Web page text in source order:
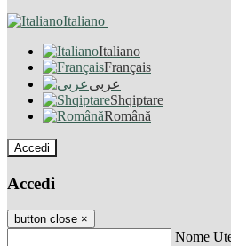
Italiano
Italiano
Français
عربى
Shqiptare
Română
Accedi
Accedi
button close ×
Nome